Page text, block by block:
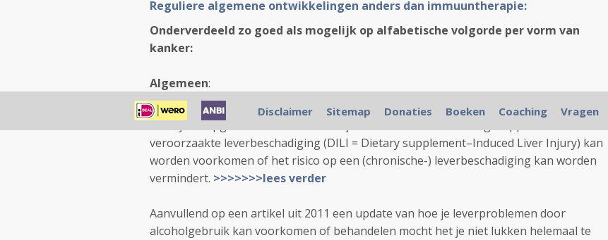
Reguliere algemene ontwikkelingen anders dan immuuntherapie:
Onderverdeeld zo goed als mogelijk op alfabetische volgorde per vorm van
kanker:
Algemeen:
DeAmerican Association for the Study of Liver Diseasesheeft practische
richtlijnen opgesteld hoe door medicijnen en kruiden en voedingssupplementen
veroorzaakte leverbeschadiging (DILI = Dietary supplement–Induced Liver Injury) kan
worden voorkomen of het risico op een (chronische-) leverbeschadiging kan worden
vermindert. >>>>>>>lees verder
Aanvullend op een artikel uit 2011 een update van hoe je leverproblemen door
alcoholgebruik kan voorkomen of behandelen mocht het je niet lukken helemaal te
Disclaimer Sitemap Donaties Boeken Coaching Vragen